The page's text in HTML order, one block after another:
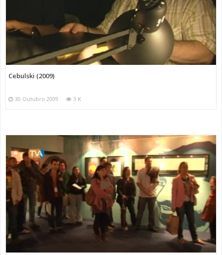
Cebulski (2009)
30 Outubro 2009 3 K